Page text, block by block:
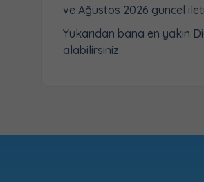
ve Ağustos 2026 güncel
Yukarıdan bana en yakın
alabilirsiniz.